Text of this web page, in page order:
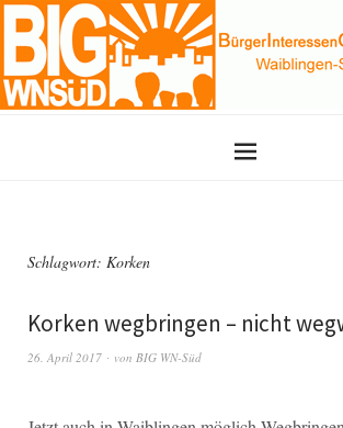
Schlagwort: Korken
Korken wegbringen – nicht
26. April 2017 von BIG WN-Süd